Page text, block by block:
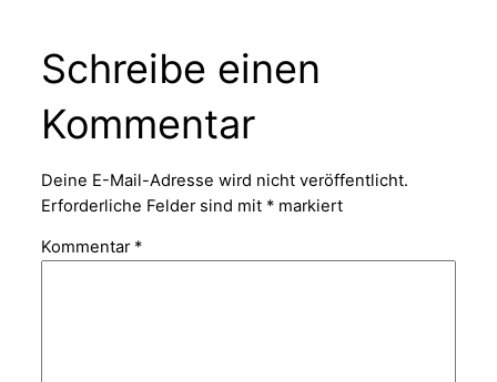
Schreibe einen
Kommentar
Deine E-Mail-Adresse wird nicht veröffentlicht.
Erforderliche Felder sind mit *markiert
Kommentar *